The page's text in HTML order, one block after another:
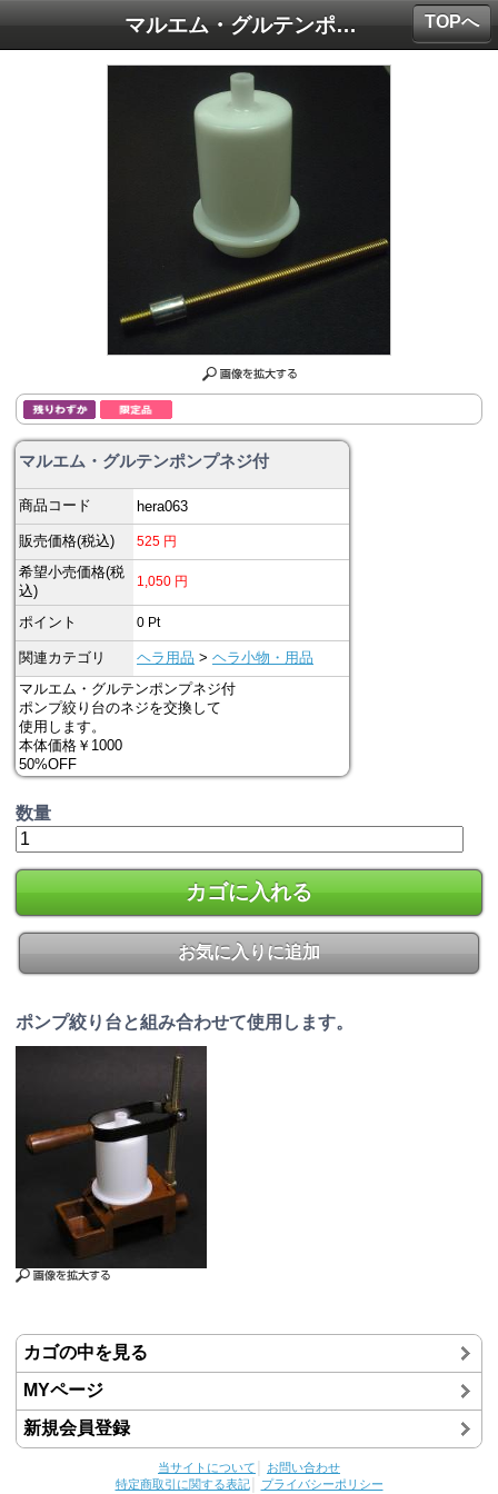
マルエム・グルテンポンプネジ付
マルエム・グルテンポンプネジ付
商品コード hera063
販売価格(税込) 525 円
希望小売価格(税
込)
1,050 円
ポイント 0 Pt
関連カテゴリ ヘラ用品 >ヘラ小物・用品
マルエム・グルテンポンプネジ付
ポンプ絞り台のネジを交換して
使用します。
本体価格￥1000
50%OFF
数量
カゴに入れる
お気に入りに追加
ポンプ絞り台と組み合わせて使用します。
カゴの中を見る
MYページ
新規会員登録
当サイトについて
お問い合わせ
特定商取引に関する表記│ プライバシーポリシー
TOPへ